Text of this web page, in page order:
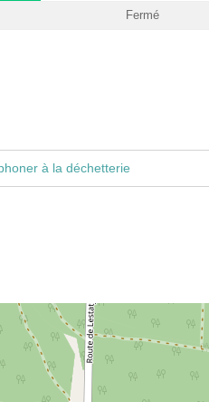
Fermé
à la déchetterie